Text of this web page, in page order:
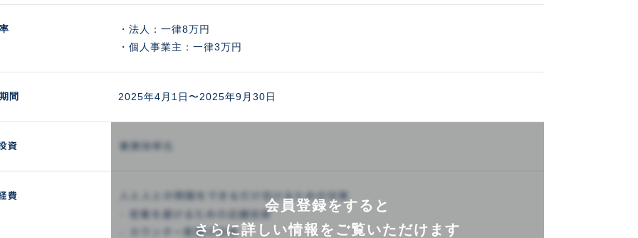
・法人：一律8万円
・個人事業主：一律3万円
間 2025年4月1日〜2025年9月30日
会員登録をすると
さらに詳しい情報を ご覧いただけます